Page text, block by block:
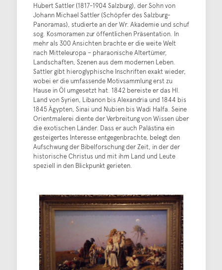
Hubert Sattler (1817-1904 Salzburg), der Sohn von
Johann Michael Sattler (Schöpfer des Salzburg-
Panoramas), studierte an der Wr. Akademie und schuf
sog. Kosmoramen zur öffentlichen Präsentation. In
mehr als 300 Ansichten brachte er die weite Welt
nach Mitteleuropa – pharaonische Altertümer,
Landschaften, Szenen aus dem modernen Leben.
Sattler gibt hieroglyphische Inschriften exakt wieder,
wobei er die umfassende Motivsammlung erst zu
Hause in Öl umgesetzt hat. 1842 bereiste er das Hl.
Land von Syrien, Libanon bis Alexandria und 1844 bis
1845 Ägypten, Sinai und Nubien bis Wadi Halfa. Seine
Orientmalerei diente der Verbreitung von Wissen über
die exotischen Länder. Dass er auch Palästina ein
gesteigertes Interesse entgegenbrachte, belegt den
Aufschwung der Bibelforschung der Zeit, in der der
historische Christus und mit ihm Land und Leute
speziell in den Blickpunkt gerieten.